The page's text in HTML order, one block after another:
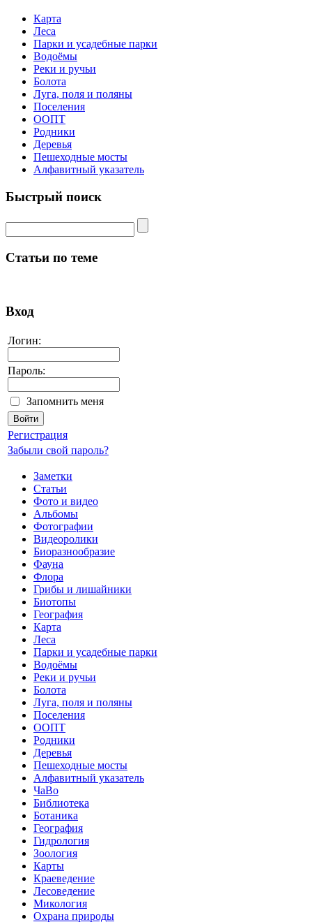
Карта
Леса
Парки и усадебные парки
Водоёмы
Реки и ручьи
Болота
Луга, поля и поляны
Поселения
ООПТ
Родники
Деревья
Пешеходные мосты
Алфавитный указатель
Быстрый поиск
Статьи по теме
Вход
Логин:
Пароль:
Запомнить меня
Регистрация
Забыли свой пароль?
Заметки
Статьи
Фото и видео
Альбомы
Фотографии
Видеоролики
Биоразнообразие
Фауна
Флора
Грибы и лишайники
Биотопы
География
Карта
Леса
Парки и усадебные парки
Водоёмы
Реки и ручьи
Болота
Луга, поля и поляны
Поселения
ООПТ
Родники
Деревья
Пешеходные мосты
Алфавитный указатель
ЧаВо
Библиотека
Ботаника
География
Гидрология
Зоология
Карты
Краеведение
Лесоведение
Микология
Охрана природы